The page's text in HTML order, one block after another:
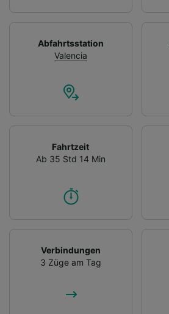
Abfahrtsstation
Valencia
Fahrtzeit
Ab 35 Std 14 Min
Verbindungen
3 Züge am Tag